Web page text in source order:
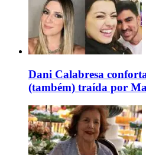
Dani Calabresa
(também) traída por